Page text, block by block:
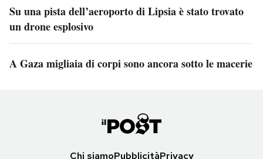
Su una pista dell’aeroporto di Lipsia è stato trovato
un drone esplosivo
A Gaza migliaia di corpi sono ancora sotto le macerie
Chi siamoPubblicitàPrivacy